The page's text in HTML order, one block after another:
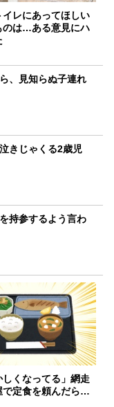
イレにあってほしい
のは…ある意見にハ
、見知らぬ子連れ
きじゃくる2歳児
持参するよう言わ
しくなってる」網走
で定食を頼んだら…